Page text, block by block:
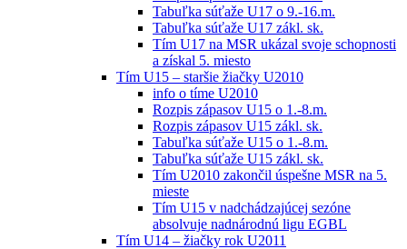
Tabuľka súťaže U17 o 9.-16.m.
Tabuľka súťaže U17 zákl. sk.
Tím U17 na MSR ukázal svoje schopnosti
a získal 5. miesto
Tím U15 – staršie žiačky U2010
info o tíme U2010
Rozpis zápasov U15 o 1.-8.m.
Rozpis zápasov U15 zákl. sk.
Tabuľka súťaže U15 o 1.-8.m.
Tabuľka súťaže U15 zákl. sk.
Tím U2010 zakončil úspešne MSR na 5.
mieste
Tím U15 v nadchádzajúcej sezóne
absolvuje nadnárodnú ligu EGBL
Tím U14 – žiačky rok U2011